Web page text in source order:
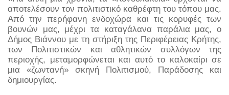
αποτελέσουν τον πολιτιστικό καθρέφτη του τόπου μας.
Από την περήφανη ενδοχώρα και τις κορυφές των
βουνών μας, μέχρι τα καταγάλανα παράλια μας, ο
Δήμος Βιάννου με τη στήριξη της Περιφέρειας Κρήτης,
των Πολιτιστικών και αθλητικών συλλόγων της
περιοχής, μεταμορφώνεται και αυτό το καλοκαίρι σε
μια «ζωντανή» σκηνή Πολιτισμού, Παράδοσης και
δημιουργίας.